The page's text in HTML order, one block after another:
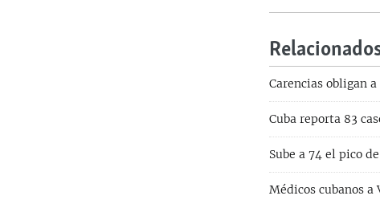
Carencias obligan
Cuba reporta 83
Sube a 74 el pico
Médicos cubanos